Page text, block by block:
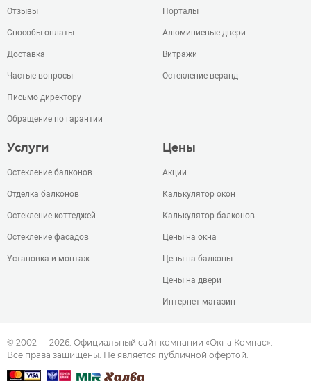
Отзывы
Способы оплаты
Доставка
Частые вопросы
Письмо директору
Обращение по гарантии
Порталы
Алюминиевые двери
Витражи
Остекление веранд
Услуги
Остекление балконов
Отделка балконов
Остекление коттеджей
Остекление фасадов
Установка и монтаж
Цены
Акции
Калькулятор окон
Калькулятор балконов
Цены на окна
Цены на балконы
Цены на двери
Интернет-магазин
© 2002 — 2026. Официальный сайт компании «Окна Компас».
Все права защищены. Не является публичной офертой.